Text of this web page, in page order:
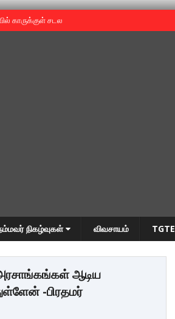
காருக்குள் சடலம் -தமிழருடையதா ?
நிகழ்வுகள் விவசாயம் TGTE
ஆடிய
-பிரதமர்